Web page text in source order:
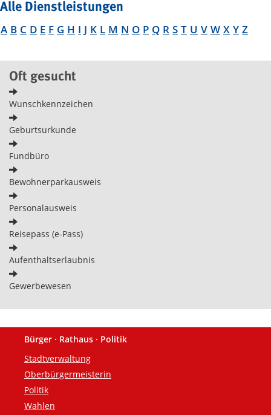
Alle Dienstleistungen
A B C D E F G H I J K L M N O P Q R S T U V W X Y Z
Oft gesucht
Wunschkennzeichen
Geburtsurkunde
Fundbüro
Bewohnerparkausweis
Personalausweis
Reisepass (e-Pass)
Aufenthaltserlaubnis
Gewerbewesen
Fußzeile
Bürger · Rathaus · Politik
Stadtverwaltung
Oberbürgermeisterin
Politik
Wahlen